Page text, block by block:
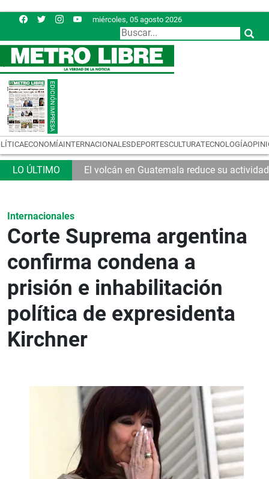
miércoles, 05 agosto 2026
ECONOMÍAINTERNACIONALESDEPORTESCULTURATECNOLOGÍA
El volcán en Guatemala reduce su
Internacionales
Corte Suprema argentina
confirma condena a
prisión e inhabilitación
política de expresidenta
Kirchner